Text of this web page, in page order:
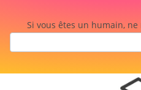
Si vous êtes un humain,